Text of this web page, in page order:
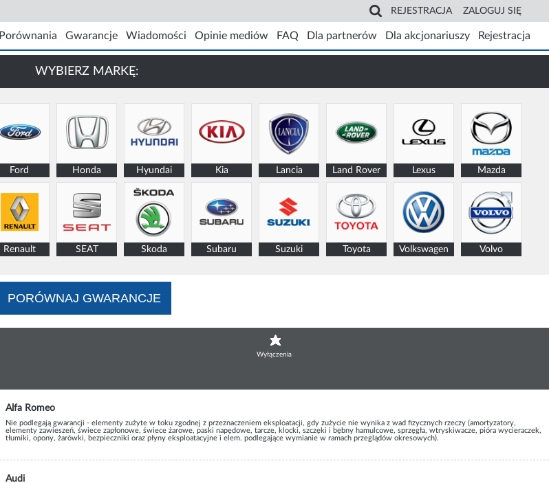
REJESTRACJA ZALOGUJ SIĘ
Porównania Gwarancje Wiadomości Opinie mediów FAQ Dla partnerów Dla akcjonariuszy Rejestracja
WYBIERZ MARKĘ:
Ford Honda Hyundai Kia Lancia Land Rover Lexus Mazda
Renault SEAT Skoda Subaru Suzuki Toyota Volkswagen Volvo
Wyłączenia
Alfa Romeo
Nie podlegają gwarancji - elementy zużyte w toku zgodnej z przeznaczeniem eksploatacji, gdy zużycie nie wynika z wad fizycznych rzeczy (amortyzatory,
elementy zawieszeń, świece zapłonowe, świece żarowe, paski napędowe, tarcze, klocki, szczęki i bębny hamulcowe, sprzęgła, wtryskiwacze, pióra wycieraczek,
tłumiki, opony, żarówki, bezpieczniki oraz płyny eksploatacyjne i elem. podlegające wymianie w ramach przeglądów okresowych).
Audi